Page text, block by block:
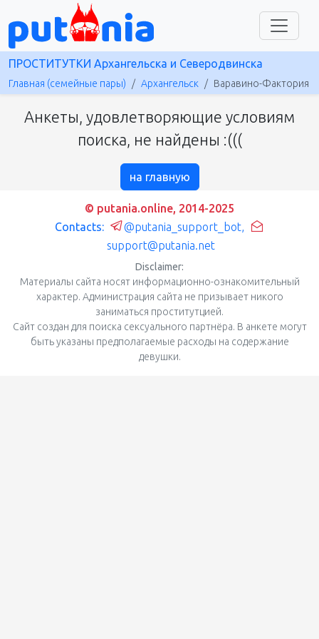
ПРОСТИТУТКИ Архангельска и Северодвинска
Главная (семейные пары) Архангельск Варавино-Фактория
Анкеты, удовлетворяющие условиям
поиска, не найдены :(((
на главную
© putania.online, 2014-2025
Contacts:
@putania_support_bot,
support@putania.net
Disclaimer:
Материалы сайта носят информационно-ознакомительный
характер. Администрация сайта не призывает никого
заниматься проститутцией.
Сайт создан для поиска сексуального партнёра. В анкете могут
быть указаны предполагаемые расходы на содержание
девушки.